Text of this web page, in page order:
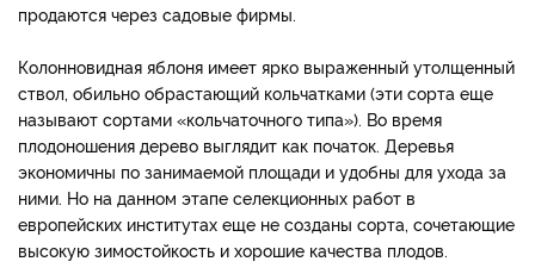
продаются через садовые фирмы.
Колонновидная яблоня имеет ярко выраженный утолщенный
ствол, обильно обрастающий кольчатками (эти сорта еще
называют сортами «кольчаточного типа»). Во время
плодоношения дерево выглядит как початок. Деревья
экономичны по занимаемой площади и удобны для ухода за
ними. Но на данном этапе селекционных работ в
европейских институтах еще не созданы сорта, сочетающие
высокую зимостойкость и хорошие качества плодов.